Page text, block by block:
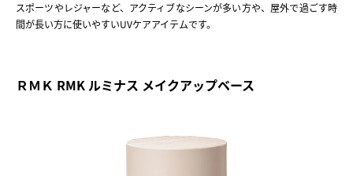
スポーツやレジャーなど、アクティブなシーンが多い方や、屋外で過ごす時
間が長い方に使いやすいUVケアアイテムです。
ＲＭＫ RMK ルミナス メイクアップベース